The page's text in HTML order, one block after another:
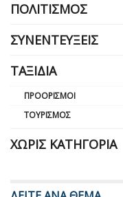
ΠΟΛΙΤΙΣΜΌΣ
ΣΥΝΕΝΤΕΎΞΕΙΣ
ΤΑΞΊΔΙΑ
ΠΡΟΟΡΙΣΜΟΊ
ΤΟΥΡΙΣΜΌΣ
ΧΩΡΊΣ ΚΑΤΗΓΟΡΊΑ